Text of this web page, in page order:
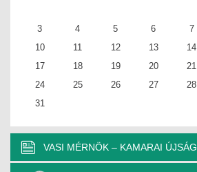
TOVÁBBKÉPZÉSI KÖTELEZETTSÉGEK
JOGI KÖTELEZETTSÉGEK
SZAKMAI KÖTELEZETTSÉGEK
MÉRNÖKI VÁLLALKOZÁSOK
3
4 5 6 7
10
11 12 13 14
17
18 19 20 21
24
25 26 27 28
31
VASI MÉRNÖK – KAMARAI ÚJSÁG